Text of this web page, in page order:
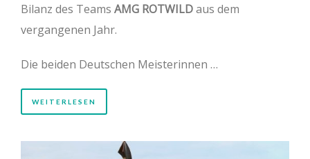
Bilanz des Teams AMG ROTWILDaus dem
vergangenen Jahr.
Die beiden Deutschen Meisterinnen …
WEITERLESEN